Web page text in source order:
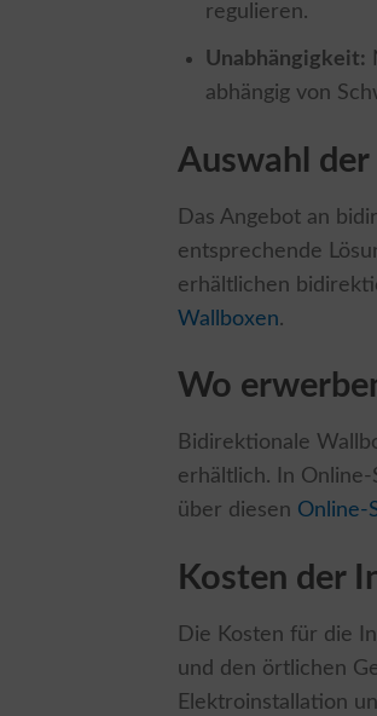
regulieren.
Unabhängigkeit:
abhängig von
Auswahl
Das Angebot an
entsprechende
erhältlichen
Wallboxen.
Wo
Bidirektionale
erhältlich. In
über diesen Online-
Kosten der
Die Kosten für die
und den örtlichen
Elektroinstallation